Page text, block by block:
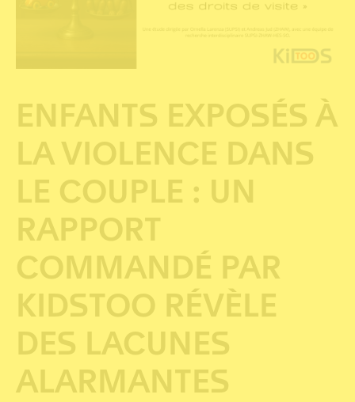
ENFANTS EXPOSÉS À
LA VIOLENCE DANS
LE COUPLE : UN
RAPPORT
COMMANDÉ PAR
KIDSTOO RÉVÈLE
DES LACUNES
ALARMANTES